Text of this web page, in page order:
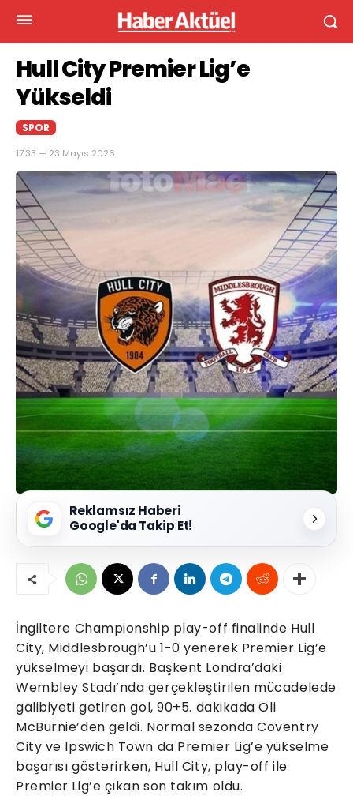
Hull City Premier Lig’e
Yükseldi
SPOR
17:33 — 23 Mayıs 2026
Reklamsız Haberi
Google'da Takip Et!
İngiltere Championship play-off finalinde Hull
City, Middlesbrough’u 1-0 yenerek Premier Lig’e
yükselmeyi başardı. Başkent Londra’daki
Wembley Stadı’nda gerçekleştirilen mücadelede
galibiyeti getiren gol, 90+5. dakikada Oli
McBurnie’den geldi. Normal sezonda Coventry
City ve Ipswich Town da Premier Lig’e yükselme
başarısı gösterirken, Hull City, play-off ile
Premier Lig’e çıkan son takım oldu.